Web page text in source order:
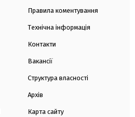
Правила коментування
Технічна інформація
Контакти
Вакансії
Структура власності
Архів
Карта сайту